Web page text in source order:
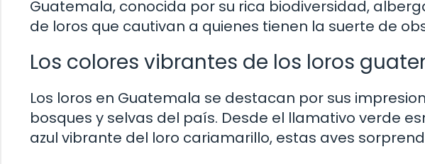
Guatemala, conocida por su rica biodiversidad,
de loros que cautivan a quienes tienen la suerte de
Los colores vibrantes de los loros
Los loros en Guatemala se destacan por sus
bosques y selvas del país. Desde el llamativo verde
azul vibrante del loro cariamarillo, estas aves